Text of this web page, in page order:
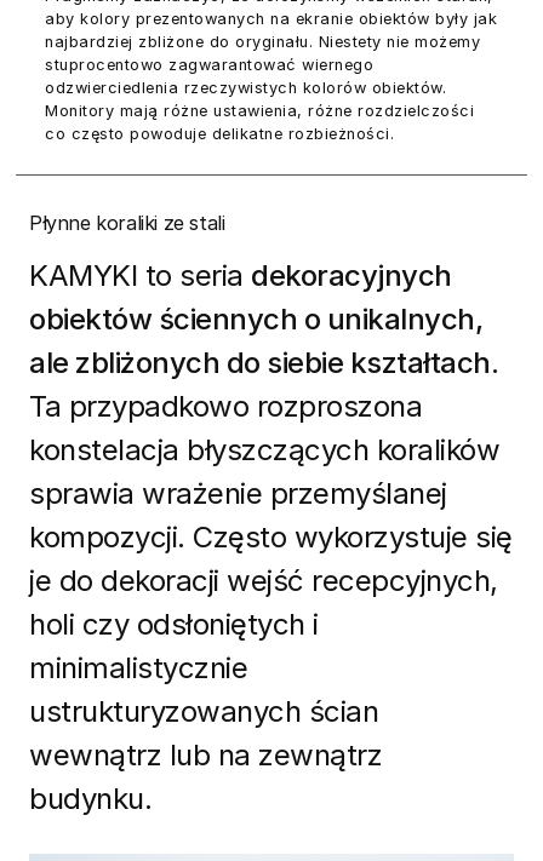
aby kolory prezentowanych na ekranie obiektów były jak
najbardziej zbliżone do oryginału. Niestety nie możemy
stuprocentowo zagwarantować wiernego
odzwierciedlenia rzeczywistych kolorów obiektów.
Monitory mają różne ustawienia, różne rozdzielczości
co często powoduje delikatne rozbieżności.
Płynne koraliki ze stali
KAMYKI to seria dekoracyjnych
obiektów ściennych o unikalnych,
ale zbliżonych do siebie kształtach.
Ta przypadkowo rozproszona
konstelacja błyszczących koralików
sprawia wrażenie przemyślanej
kompozycji. Często wykorzystuje się
je do dekoracji wejść recepcyjnych,
holi czy odsłoniętych i
minimalistycznie
ustrukturyzowanych ścian
wewnątrz lub na zewnątrz
budynku.